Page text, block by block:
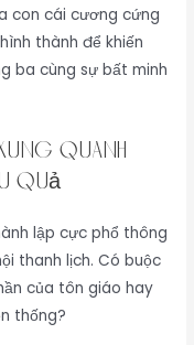
con cái cương cứng
thành để khiến
ba cùng sự bất minh
Quanh
quả
lập cực phổ thông
thanh lịch. Có buộc
của tôn giáo hay
thống?